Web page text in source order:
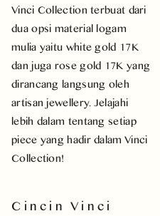
Vinci Collection terbuat dari
dua opsi material logam
mulia yaitu white gold 17K
dan juga rose gold 17K yang
dirancang langsung oleh
artisan jewellery. Jelajahi
lebih dalam tentang setiap
piece yang hadir dalam Vinci
Collection!
Cincin Vinci